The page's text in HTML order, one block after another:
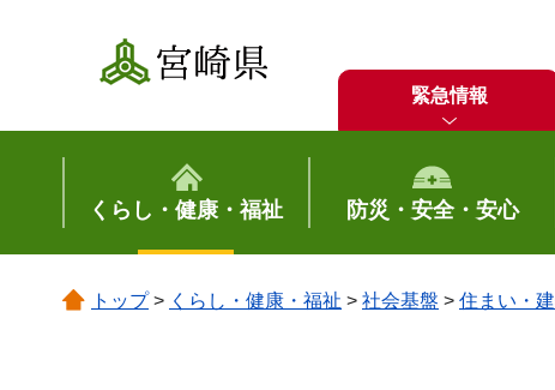
宮崎県
緊急情報
くらし・健康・福祉 防災・安全・安心
トップ> くらし・健康・福祉 > 社会基盤 > 住まい・